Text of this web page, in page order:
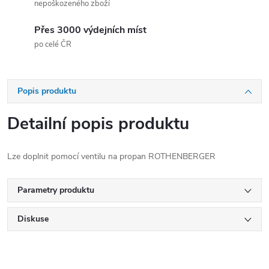
nepoškozeného zboží
Přes 3000 výdejních míst
po celé ČR
Popis produktu
Detailní popis produktu
Lze doplnit pomocí ventilu na propan ROTHENBERGER
Parametry produktu
Diskuse